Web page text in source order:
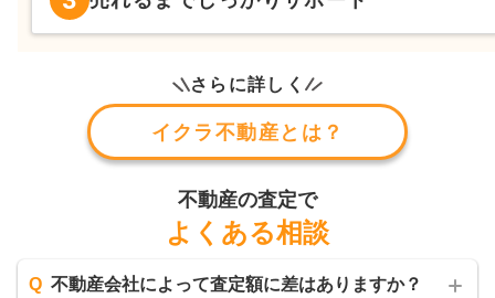
さらに詳しく
イクラ不動産とは？
不動産の査定で
よくある相談
Q 不動産会社によって査定額に差はありますか？